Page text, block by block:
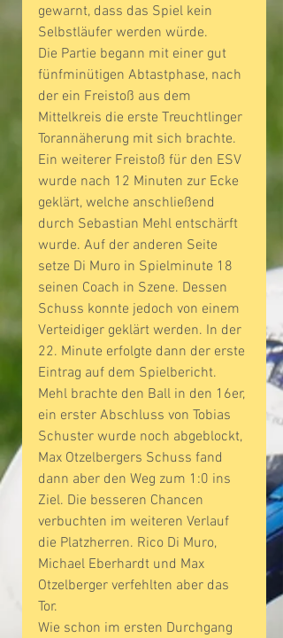
gewarnt, dass das Spiel kein
Selbstläufer werden würde.
Die Partie begann mit einer gut
fünfminütigen Abtastphase, nach
der ein Freistoß aus dem
Mittelkreis die erste Treuchtlinger
Torannäherung mit sich brachte.
Ein weiterer Freistoß für den ESV
wurde nach 12 Minuten zur Ecke
geklärt, welche anschließend
durch Sebastian Mehl entschärft
wurde. Auf der anderen Seite
setze Di Muro in Spielminute 18
seinen Coach in Szene. Dessen
Schuss konnte jedoch von einem
Verteidiger geklärt werden. In der
22. Minute erfolgte dann der erste
Eintrag auf dem Spielbericht.
Mehl brachte den Ball in den 16er,
ein erster Abschluss von Tobias
Schuster wurde noch abgeblockt,
Max Otzelbergers Schuss fand
dann aber den Weg zum 1:0 ins
Ziel. Die besseren Chancen
verbuchten im weiteren Verlauf
die Platzherren. Rico Di Muro,
Michael Eberhardt und Max
Otzelberger verfehlten aber das
Tor.
Wie schon im ersten Durchgang